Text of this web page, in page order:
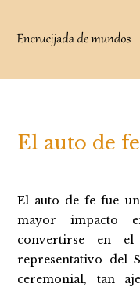
contenido
El auto de fe
El auto de fe fue
mayor impacto
convertirse en
representativo del
ceremonial, tan